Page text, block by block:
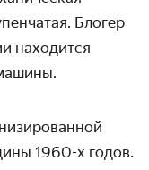
Блогер
находится
1960-х годов.